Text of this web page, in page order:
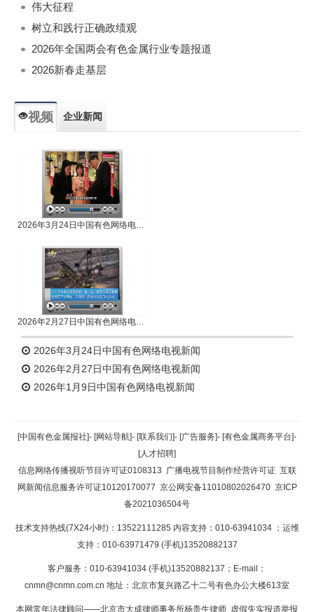
伟大征程
树立和践行正确政绩观
2026年全国两会有色金属行业专题报道
2026新春走基层
视频 企业新闻
2026年3月24日中国有色网络电视新闻
2026年2月27日中国有色网络电视新闻
2026年3月24日中国有色网络电视新闻
2026年2月27日中国有色网络电视新闻
2026年1月9日中国有色网络电视新闻
[中国有色金属报社]- [网站导航]- [联系我们]- [广告服务]- [有色金属商务平台]-
[人才招聘]
信息网络传播视听节目许可证0108313 广播电视节目制作经营许可证 互联
网新闻信息服务许可证10120170077 京公网安备11010802026470 京ICP
备2021036504号
技术支持热线(7X24小时)：13522111285 内容支持：010-63941034 ；运维
支持：010-63971479 (手机)13520882137
客户服务：010-63941034 (手机)13520882137；E-mail：
cnmn@cnmn.com.cn 地址：北京市复兴路乙十二号有色办公大楼613室
本网常年法律顾问——北京市大成律师事务所杨贵生律师 虚假失实报道举报